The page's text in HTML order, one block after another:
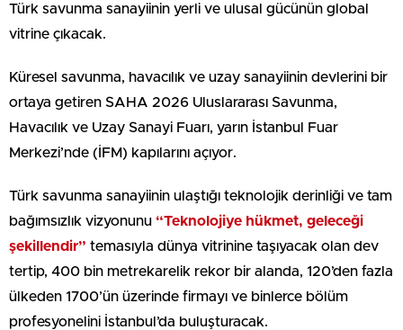
Türk savunma sanayiinin yerli ve ulusal gücünün global
vitrine çıkacak.
Küresel savunma, havacılık ve uzay sanayiinin devlerini bir
ortaya getiren SAHA 2026 Uluslararası Savunma,
Havacılık ve Uzay Sanayi Fuarı, yarın İstanbul Fuar
Merkezi’nde (İFM) kapılarını açıyor.
Türk savunma sanayiinin ulaştığı teknolojik derinliği ve tam
bağımsızlık vizyonunu “Teknolojiye hükmet, geleceği
şekillendir” temasıyla dünya vitrinine taşıyacak olan dev
tertip, 400 bin metrekarelik rekor bir alanda, 120’den fazla
ülkeden 1700’ün üzerinde firmayı ve binlerce bölüm
profesyonelini İstanbul’da buluşturacak.